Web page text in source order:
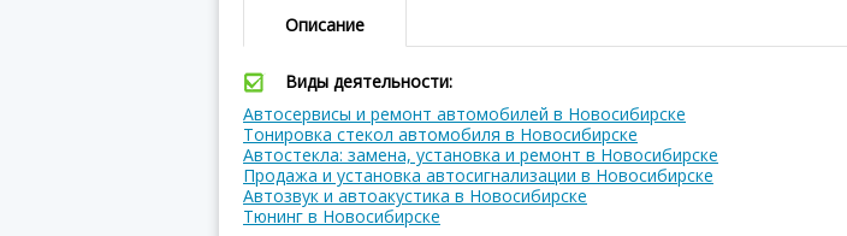
Описание
Виды деятельности:
Автосервисы и ремонт автомобилей в Новосибирске
Тонировка стекол автомобиля в Новосибирске
Автостекла: замена, установка и ремонт в Новосибирске
Продажа и установка автосигнализации в Новосибирске
Автозвук и автоакустика в Новосибирске
Тюнинг в Новосибирске